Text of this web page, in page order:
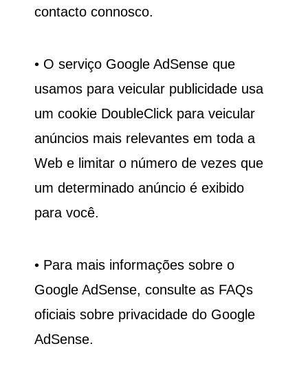
contacto connosco.
• O serviço Google AdSense que
usamos para veicular publicidade usa
um cookie DoubleClick para veicular
anúncios mais relevantes em toda a
Web e limitar o número de vezes que
um determinado anúncio é exibido
para você.
• Para mais informações sobre o
Google AdSense, consulte as FAQs
oficiais sobre privacidade do Google
AdSense.